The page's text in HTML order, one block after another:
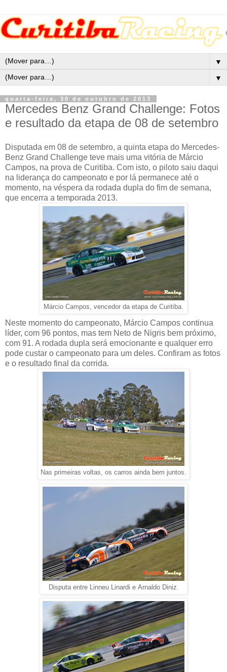
▼
▼
quarta-feira, 30 de outubro de 2013
Mercedes Benz Grand Challenge: Fotos
e resultado da etapa de 08 de setembro
Disputada em 08 de setembro, a quinta etapa do Mercedes-
Benz Grand Challenge teve mais uma vitória de Márcio
Campos, na prova de Curitiba. Com isto, o piloto saiu daqui
na liderança do campeonato e por lá permanece até o
momento, na véspera da rodada dupla do fim de semana,
que encerra a temporada 2013.
Márcio Campos, vencedor da etapa de Curitiba.
Neste momento do campeonato, Márcio Campos continua
líder, com 96 pontos, mas tem Neto de Nigris bem próximo,
com 91. A rodada dupla será emocionante e qualquer erro
pode custar o campeonato para um deles. Confiram as fotos
e o resultado final da corrida.
Nas primeiras voltas, os carros ainda bem juntos.
Disputa entre Linneu Linardi e Arnaldo Diniz.